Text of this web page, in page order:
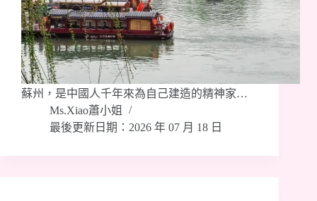
蘇州，是中國人千年來為自己建造的精神家…
Ms.Xiao蕭小姐
最後更新日期：2026 年 07 月 18 日